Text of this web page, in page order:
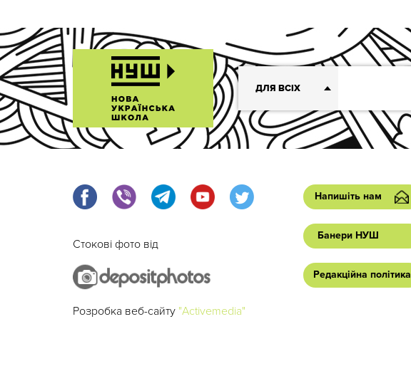
ДЛЯ ВСІХ
Стокові фото від
Розробка веб-сайту "Activemedia"
Напишіть нам
Банери НУШ
Редакційна політика